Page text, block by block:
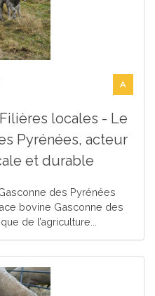
A
locales - Le
Pyrénées, acteur
et durable
des Pyrénées
bovine Gasconne des
de l’agriculture...